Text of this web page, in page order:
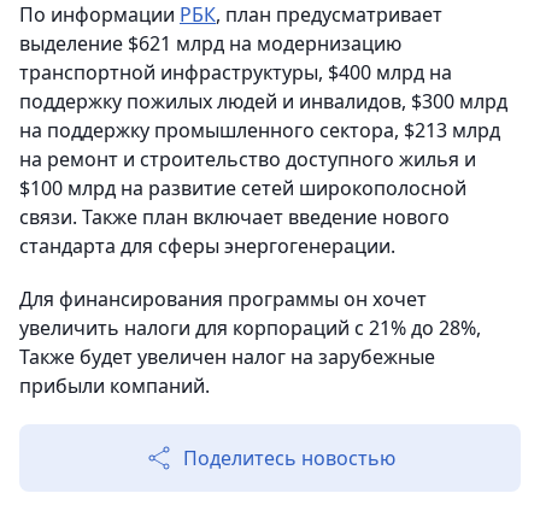
По информации РБК, план предусматривает
выделение $621 млрд на модернизацию
транспортной инфраструктуры, $400 млрд на
поддержку пожилых людей и инвалидов, $300 млрд
на поддержку промышленного сектора, $213 млрд
на ремонт и строительство доступного жилья и
$100 млрд на развитие сетей широкополосной
связи. Также план включает введение нового
стандарта для сферы энергогенерации.
Для финансирования программы он хочет
увеличить налоги для корпораций с 21% до 28%,
Также будет увеличен налог на зарубежные
прибыли компаний.
Поделитесь новостью